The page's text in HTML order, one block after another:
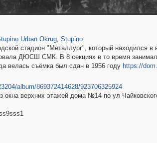
Urban Okrug, Stupino
стадион "Металлург", который находился в
ДЮСШ СМК. В 8 секциях в то время
велась съёмка был сдан в 1956 году https://
album/869372414628/923706325924
окна верхних этажей дома №14 по ул